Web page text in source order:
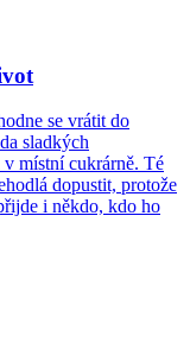
se vrátit do
sladkých
místní cukrárně. Té
dopustit, protože
i někdo, kdo ho